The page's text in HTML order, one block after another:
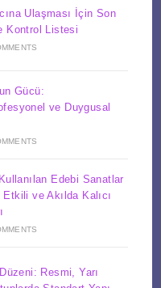
Ulaşması İçin Son
Kontrol Listesi
Gücü:
ve Duygusal
Edebi Sanatlar
ve Akılda Kalıcı
Resmi, Yarı